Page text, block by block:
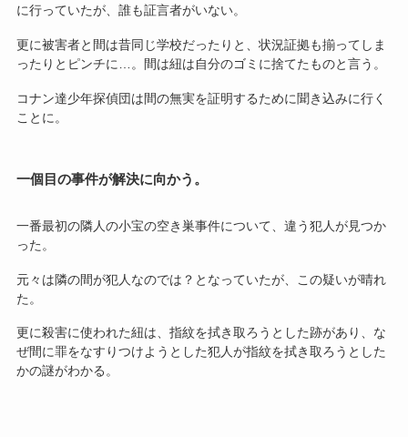
に行っていたが、誰も証言者がいない。
更に被害者と間は昔同じ学校だったりと、状況証拠も揃ってしま
ったりとピンチに…。間は紐は自分のゴミに捨てたものと言う。
コナン達少年探偵団は間の無実を証明するために聞き込みに行く
ことに。
一個目の事件が解決に向かう。
一番最初の隣人の小宝の空き巣事件について、違う犯人が見つか
った。
元々は隣の間が犯人なのでは？となっていたが、この疑いが晴れ
た。
更に殺害に使われた紐は、指紋を拭き取ろうとした跡があり、な
ぜ間に罪をなすりつけようとした犯人が指紋を拭き取ろうとした
かの謎がわかる。